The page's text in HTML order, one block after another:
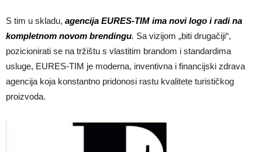
S tim u skladu, agencija EURES-TIM ima novi logo i radi na
kompletnom novom brendingu. Sa vizijom „biti drugačiji“,
pozicionirati se na tržištu s vlastitim brandom i standardima
usluge, EURES-TIM je moderna, inventivna i financijski zdrava
agencija koja konstantno pridonosi rastu kvalitete turističkog
proizvoda.